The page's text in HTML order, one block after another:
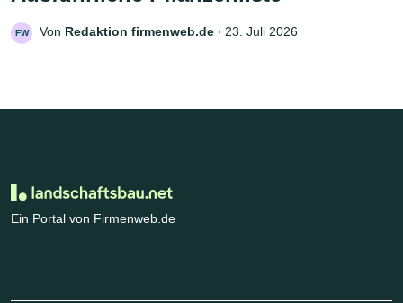
FW Von Redaktion firmenweb.de ‧ 23. Juli 2026
Ein Portal von Firmenweb.de